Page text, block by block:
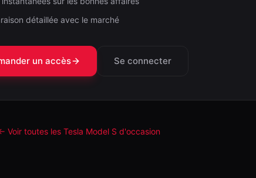
détaillée avec le marché
un accès Se connecter
Voir toutes les Tesla Model S d'occasion